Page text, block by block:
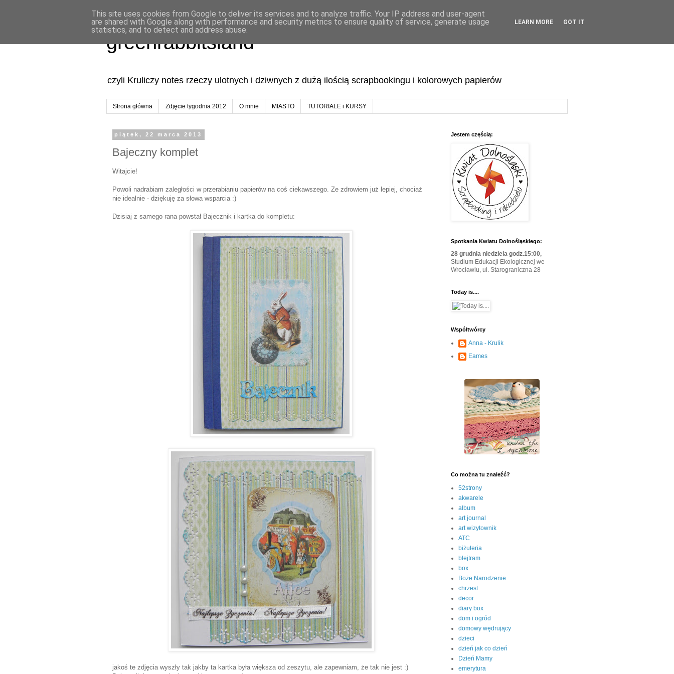
greenrabbitsland
czyli Kruliczy notes rzeczy ulotnych i dziwnych z dużą ilością scrapbookingu i kolorowych papierów
Strona główna Zdjęcie tygodnia 2012 O mnie MIASTO TUTORIALE i KURSY
piątek, 22 marca 2013
Bajeczny komplet
Witajcie!
Powoli nadrabiam zaległości w przerabianiu papierów na coś ciekawszego. Ze zdrowiem już lepiej, chociaż
nie idealnie - dziękuję za słowa wsparcia :)
Dzisiaj z samego rana powstał Bajecznik i kartka do kompletu:
jakoś te zdjęcia wyszły tak jakby ta kartka była większa od zeszytu, ale zapewniam, że tak nie jest :)
Jestem częścią:
Spotkania Kwiatu Dolnośląskiego:
28 grudnia niedziela godz.15:00,
Studium Edukacji Ekologicznej we
Wrocławiu, ul. Starograniczna 28
Today is....
Współtwórcy
Anna - Krulik
Eames
Co można tu znaleźć?
52strony
akwarele
album
art journal
art wizytownik
ATC
biżuteria
blejtram
box
Boże Narodzenie
chrzest
decor
diary box
dom i ogród
domowy wędrujący
dzieci
dzień jak co dzień
Dzień Mamy
emerytura
This site uses cookies from Google to deliver its services and to analyze traffic. Your IP address and user-agent
are shared with Google along with performance and security metrics to ensure quality of service, generate usage
statistics, and to detect and address abuse.
LEARN MORE GOT IT